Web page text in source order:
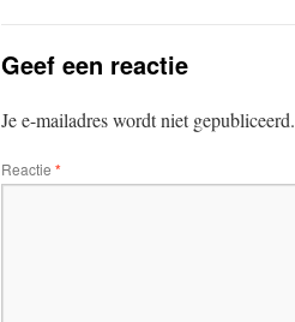
Geef een reactie
Je e-mailadres wordt niet gepubliceerd.
Reactie *